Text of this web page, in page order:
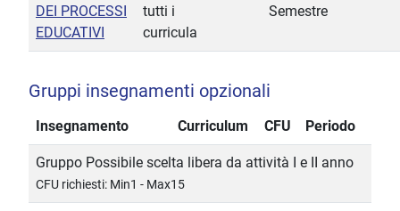
DEI PROCESSI
EDUCATIVI
tutti i
curricula
Semestre
Gruppi insegnamenti opzionali
Insegnamento Curriculum CFU Periodo
Gruppo Possibile scelta libera da attività I e II anno
CFU richiesti: Min1 - Max15